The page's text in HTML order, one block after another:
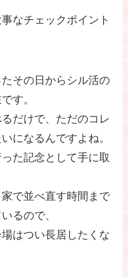
なチェックポイント
その日からシル活の
す。
だけで、ただのコレ
になるんですよね。
た記念として手に取
で並べ直す時間まで
るので、
はつい長居したくな